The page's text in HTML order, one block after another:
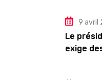
9 avril
Le
exige